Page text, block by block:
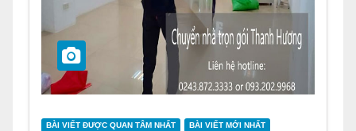
BÀI VIẾT ĐƯỢC QUAN TÂM NHẤT BÀI VIẾT MỚI NHẤT